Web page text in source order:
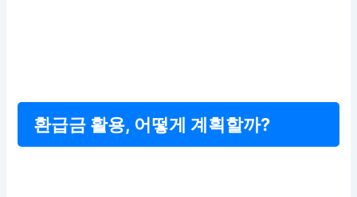
환급금 활용, 어떻게 계획할까?